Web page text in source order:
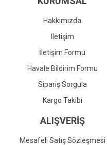
Gönder
Hakkımızda
İletişim
İletişim Formu
Havale Bildirim Formu
Sipariş Sorgula
Kargo Takibi
ALIŞVERİŞ
Mesafeli Satış Sözleşmesi